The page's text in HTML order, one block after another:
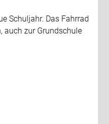
Schuljahr. Das Fahrrad
auch zur Grundschule